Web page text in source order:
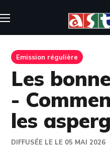
Emission régulière
Les
-
les
DIFFUSÉE LE LE 05 MAI 2026